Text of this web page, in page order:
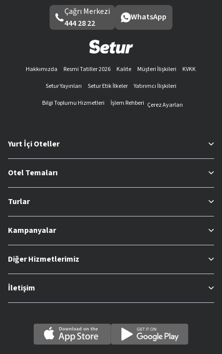
Çağrı Merkezi
444 28 22
WhatsApp
Hakkımızda Resmi Tatiller 2026 Kalite Müşteri İlişkileri
KVKK
Setur Yayınları
Setur Etik İlkeler
Yatırımcı İlişkileri
Bilgi Toplumu Hizmetleri
İşlem Rehberi Çerez Ayarları
Yurt İçi Oteller
Otel Temaları
Turlar
Kampanyalar
Diğer Hizmetlerimiz
İletişim